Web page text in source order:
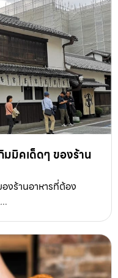
มิคเด็ดๆ ของร้าน
ร้านอาหารที่ต้อง